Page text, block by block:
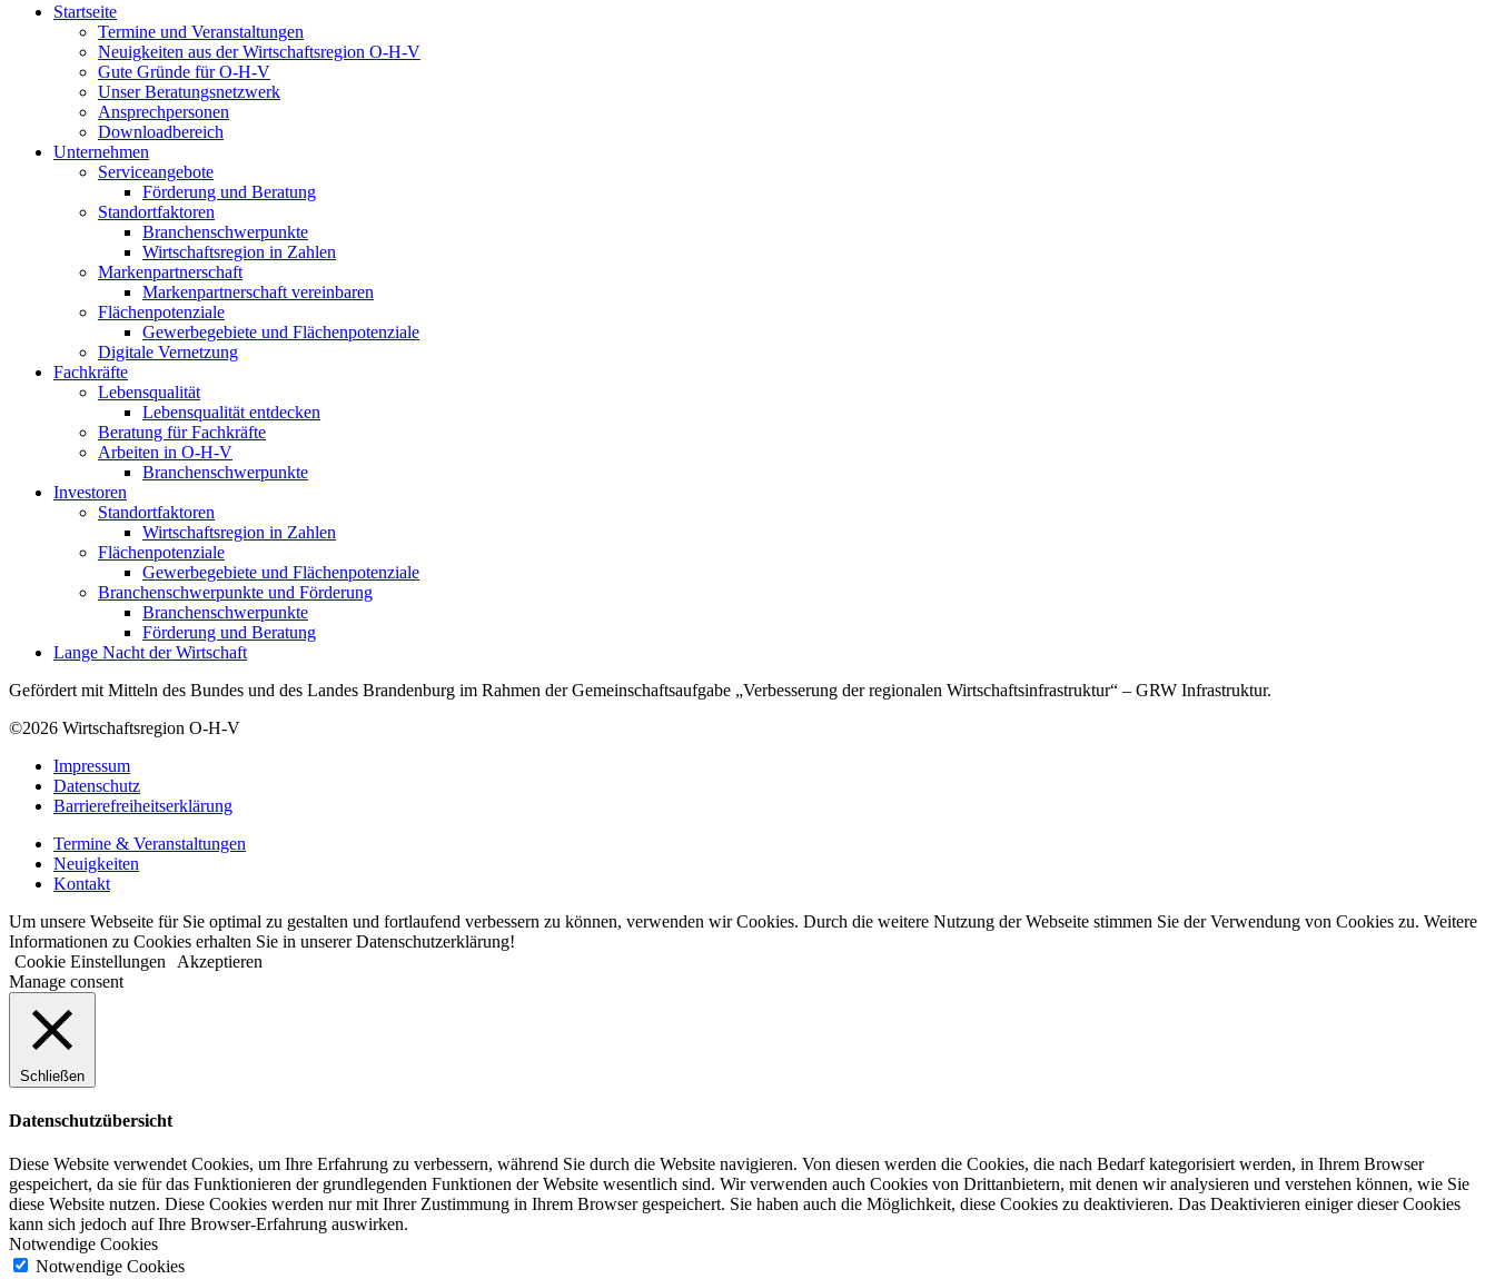
Startseite
Termine und Veranstaltungen
Neuigkeiten aus der Wirtschaftsregion O-H-V
Gute Gründe für O-H-V
Unser Beratungsnetzwerk
Ansprechpersonen
Downloadbereich
Unternehmen
Serviceangebote
Förderung und Beratung
Standortfaktoren
Branchenschwerpunkte
Wirtschaftsregion in Zahlen
Markenpartnerschaft
Markenpartnerschaft vereinbaren
Flächenpotenziale
Gewerbegebiete und Flächenpotenziale
Digitale Vernetzung
Fachkräfte
Lebensqualität
Lebensqualität entdecken
Beratung für Fachkräfte
Arbeiten in O-H-V
Branchenschwerpunkte
Investoren
Standortfaktoren
Wirtschaftsregion in Zahlen
Flächenpotenziale
Gewerbegebiete und Flächenpotenziale
Branchenschwerpunkte und Förderung
Branchenschwerpunkte
Förderung und Beratung
Lange Nacht der Wirtschaft
Gefördert mit Mitteln des Bundes und des Landes Brandenburg im Rahmen der Gemeinschaftsaufgabe „Verbesserung der regionalen Wirtschaftsinfrastruktur“ – GRW Infrastruktur.
©2026 Wirtschaftsregion O-H-V
Impressum
Datenschutz
Barrierefreiheitserklärung
Termine & Veranstaltungen
Neuigkeiten
Kontakt
Um unsere Webseite für Sie optimal zu gestalten und fortlaufend verbessern zu können, verwenden wir Cookies. Durch die weitere Nutzung der Webseite stimmen Sie der Verwendung von Cookies zu. Weitere
Informationen zu Cookies erhalten Sie in unserer Datenschutzerklärung!
Cookie Einstellungen
Akzeptieren
Manage consent
Schließen
Datenschutzübersicht
Diese Website verwendet Cookies, um Ihre Erfahrung zu verbessern, während Sie durch die Website navigieren. Von diesen werden die Cookies, die nach Bedarf kategorisiert werden, in Ihrem Browser
gespeichert, da sie für das Funktionieren der grundlegenden Funktionen der Website wesentlich sind. Wir verwenden auch Cookies von Drittanbietern, mit denen wir analysieren und verstehen können, wie Sie
diese Website nutzen. Diese Cookies werden nur mit Ihrer Zustimmung in Ihrem Browser gespeichert. Sie haben auch die Möglichkeit, diese Cookies zu deaktivieren. Das Deaktivieren einiger dieser Cookies
kann sich jedoch auf Ihre Browser-Erfahrung auswirken.
Notwendige Cookies
Notwendige Cookies